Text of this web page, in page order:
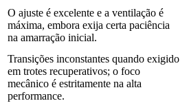
O ajuste é excelente e a ventilação é
máxima, embora exija certa paciência
na amarração inicial.
Transições inconstantes quando exigido
em trotes recuperativos; o foco
mecânico é estritamente na alta
performance.